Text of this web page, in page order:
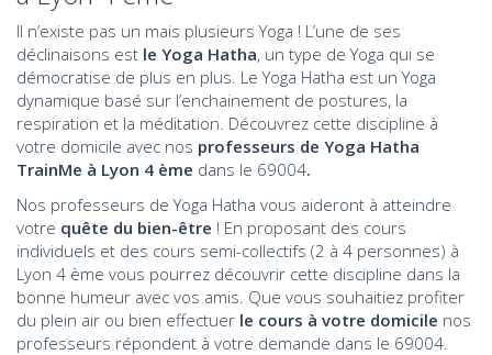
Il n’existe pas un mais plusieurs Yoga ! L’une de ses
déclinaisons est le Yoga Hatha, un type de Yoga qui se
démocratise de plus en plus. Le Yoga Hatha est un Yoga
dynamique basé sur l’enchainement de postures, la
respiration et la méditation. Découvrez cette discipline à
votre domicile avec nos professeurs de Yoga Hatha
TrainMe à Lyon 4 ème dans le 69004.
Nos professeurs de Yoga Hatha vous aideront à atteindre
votre quête du bien-être ! En proposant des cours
individuels et des cours semi-collectifs (2 à 4 personnes) à
Lyon 4 ème vous pourrez découvrir cette discipline dans la
bonne humeur avec vos amis. Que vous souhaitiez profiter
du plein air ou bien effectuer le cours à votre domicile nos
professeurs répondent à votre demande dans le 69004.